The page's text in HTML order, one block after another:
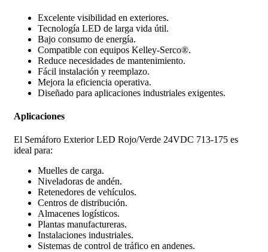
Excelente visibilidad en exteriores.
Tecnología LED de larga vida útil.
Bajo consumo de energía.
Compatible con equipos Kelley-Serco®.
Reduce necesidades de mantenimiento.
Fácil instalación y reemplazo.
Mejora la eficiencia operativa.
Diseñado para aplicaciones industriales exigentes.
Aplicaciones
El Semáforo Exterior LED Rojo/Verde 24VDC 713-175 es
ideal para:
Muelles de carga.
Niveladoras de andén.
Retenedores de vehículos.
Centros de distribución.
Almacenes logísticos.
Plantas manufactureras.
Instalaciones industriales.
Sistemas de control de tráfico en andenes.